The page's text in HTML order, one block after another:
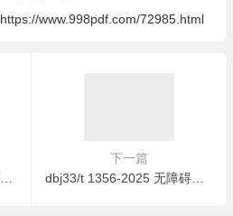
https://www.998pdf.com/72985.html
下一篇
dbj33/t 1356-2025 无障碍设施施工质量验收标准